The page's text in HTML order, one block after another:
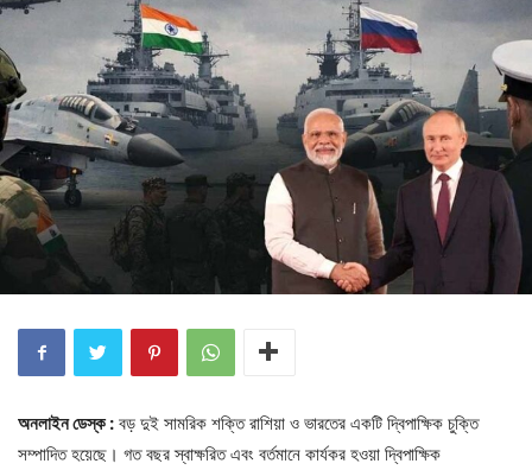
অনলাইন ডেস্ক : বড় দুই সামরিক শক্তি রাশিয়া ও ভারতের একটি দ্বিপাক্ষিক চুক্তি
সম্পাদিত হয়েছে। গত বছর স্বাক্ষরিত এবং বর্তমানে কার্যকর হওয়া দ্বিপাক্ষিক